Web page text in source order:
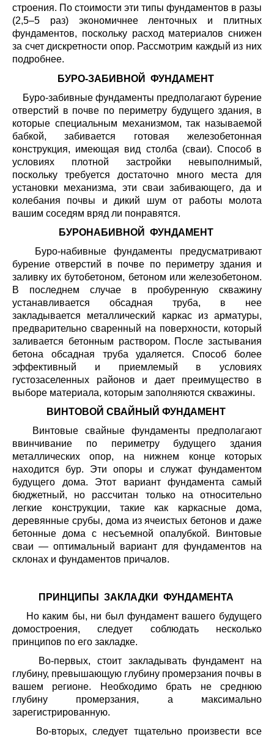
строения. По стоимости эти типы фундаментов в разы
(2,5–5 раз) экономичнее ленточных и плитных
фундаментов, поскольку расход материалов снижен
за счет дискретности опор. Рассмотрим каждый из них
подробнее.
БУРО-ЗАБИВНОЙ ФУНДАМЕНТ
Буро-забивные фундаменты предполагают бурение
отверстий в почве по периметру будущего здания, в
которые специальным механизмом, так называемой
бабкой, забивается готовая железобетонная
конструкция, имеющая вид столба (сваи). Способ в
условиях плотной застройки невыполнимый,
поскольку требуется достаточно много места для
установки механизма, эти сваи забивающего, да и
колебания почвы и дикий шум от работы молота
вашим соседям вряд ли понравятся.
БУРОНАБИВНОЙ ФУНДАМЕНТ
Буро-набивные фундаменты предусматривают
бурение отверстий в почве по периметру здания и
заливку их бутобетоном, бетоном или железобетоном.
В последнем случае в пробуренную скважину
устанавливается обсадная труба, в нее
закладывается металлический каркас из арматуры,
предварительно сваренный на поверхности, который
заливается бетонным раствором. После застывания
бетона обсадная труба удаляется. Способ более
эффективный и приемлемый в условиях
густозаселенных районов и дает преимущество в
выборе материала, которым заполняются скважины.
ВИНТОВОЙ СВАЙНЫЙ ФУНДАМЕНТ
Винтовые свайные фундаменты предполагают
ввинчивание по периметру будущего здания
металлических опор, на нижнем конце которых
находится бур. Эти опоры и служат фундаментом
будущего дома. Этот вариант фундамента самый
бюджетный, но рассчитан только на относительно
легкие конструкции, такие как каркасные дома,
деревянные срубы, дома из ячеистых бетонов и даже
бетонные дома с несъемной опалубкой. Винтовые
сваи — оптимальный вариант для фундаментов на
склонах и фундаментов причалов.
ПРИНЦИПЫ ЗАКЛАДКИ ФУНДАМЕНТА
Но каким бы, ни был фундамент вашего будущего
домостроения, следует соблюдать несколько
принципов по его закладке.
Во-первых, стоит закладывать фундамент на
глубину, превышающую глубину промерзания почвы в
вашем регионе. Необходимо брать не среднюю
глубину промерзания, а максимально
зарегистрированную.
Во-вторых, следует тщательно произвести все